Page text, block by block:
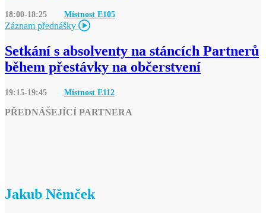
18:00-18:25 Místnost E105
Záznam přednášky
Setkání s absolventy na stáncích Partnerů
během přestávky na občerstvení
19:15-19:45 Místnost E112
PŘEDNÁŠEJÍCÍ PARTNERA
Jakub Němček